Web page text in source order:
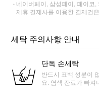
네이버페이, 삼성페이, 페이코
제휴 결제사를 이용한 결제건
세탁 주의사항 안내
단독 손세탁
반드시 표백 성분이
요. 염색 잔료가 빠져